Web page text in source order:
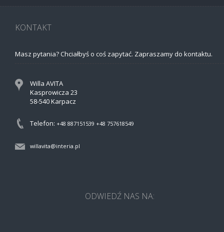
KONTAKT
Masz pytania? Chciałbyś o coś zapytać. Zapraszamy do kontaktu.
Willa AVITA
Kasprowicza 23
58-540 Karpacz
Telefon: +48 887151539 +48 757618549
willavita@interia.pl
ODWIEDŹ NAS NA: